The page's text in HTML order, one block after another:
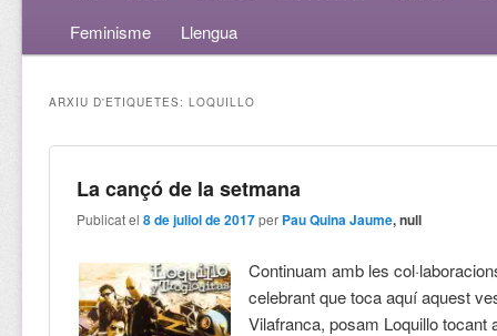
Feminisme
Llengua
ARXIU D'ETIQUETES:LOQUILLO
La cançó de la setmana
Publicat el8 de juliol de 2017 per Pau Quina Jaume, null
Continuam amb les
celebrant que toca aquí aquest
Vilafranca, posam Loquillo tocant